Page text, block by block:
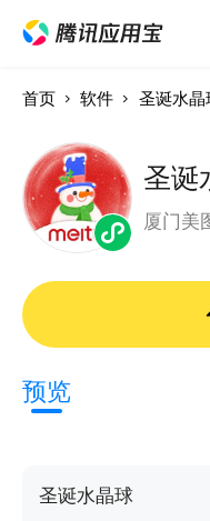
首页 软件 圣诞水晶
圣诞
厦门美
预览
圣诞水晶球